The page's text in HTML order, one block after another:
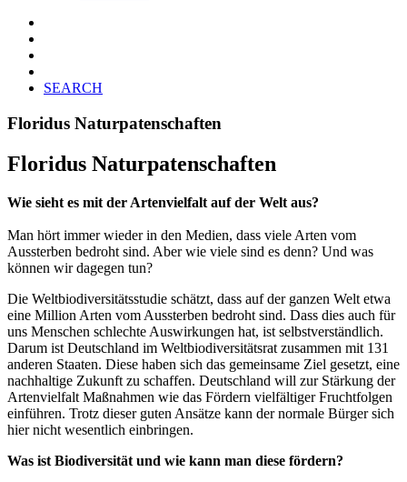
SEARCH
Floridus Naturpatenschaften
Floridus Naturpatenschaften
Wie sieht es mit der Artenvielfalt auf der Welt aus?
Man hört immer wieder in den Medien, dass viele Arten vom
Aussterben bedroht sind. Aber wie viele sind es denn? Und was
können wir dagegen tun?
Die Weltbiodiversitätsstudie schätzt, dass auf der ganzen Welt etwa
eine Million Arten vom Aussterben bedroht sind. Dass dies auch für
uns Menschen schlechte Auswirkungen hat, ist selbstverständlich.
Darum ist Deutschland im Weltbiodiversitätsrat zusammen mit 131
anderen Staaten. Diese haben sich das gemeinsame Ziel gesetzt, eine
nachhaltige Zukunft zu schaffen. Deutschland will zur Stärkung der
Artenvielfalt Maßnahmen wie das Fördern vielfältiger Fruchtfolgen
einführen. Trotz dieser guten Ansätze kann der normale Bürger sich
hier nicht wesentlich einbringen.
Was ist Biodiversität und wie kann man diese fördern?